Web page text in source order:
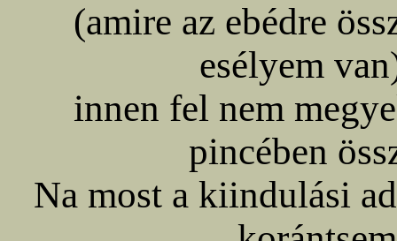
(amire az ebédre
esélyem
innen fel nem
pincében
Na most a kiindulási